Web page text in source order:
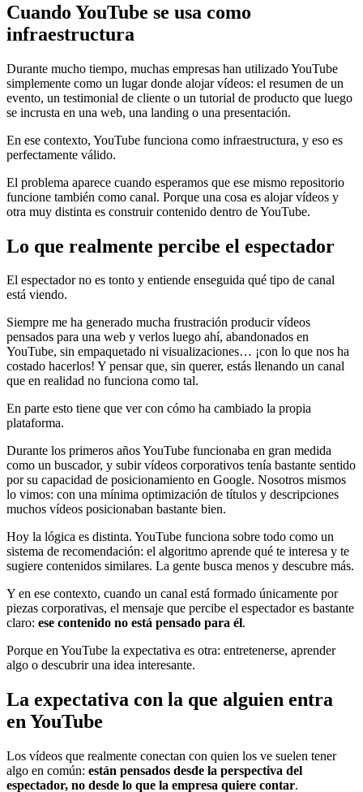
Cuando YouTube se usa como
infraestructura
Durante mucho tiempo, muchas empresas han utilizado YouTube
simplemente como un lugar donde alojar vídeos: el resumen de un
evento, un testimonial de cliente o un tutorial de producto que luego
se incrusta en una web, una landing o una presentación.
En ese contexto, YouTube funciona como infraestructura, y eso es
perfectamente válido.
El problema aparece cuando esperamos que ese mismo repositorio
funcione también como canal. Porque una cosa es alojar vídeos y
otra muy distinta es construir contenido dentro de YouTube.
Lo que realmente percibe el espectador
El espectador no es tonto y entiende enseguida qué tipo de canal
está viendo.
Siempre me ha generado mucha frustración producir vídeos
pensados para una web y verlos luego ahí, abandonados en
YouTube, sin empaquetado ni visualizaciones… ¡con lo que nos ha
costado hacerlos! Y pensar que, sin querer, estás llenando un canal
que en realidad no funciona como tal.
En parte esto tiene que ver con cómo ha cambiado la propia
plataforma.
Durante los primeros años YouTube funcionaba en gran medida
como un buscador, y subir vídeos corporativos tenía bastante sentido
por su capacidad de posicionamiento en Google. Nosotros mismos
lo vimos: con una mínima optimización de títulos y descripciones
muchos vídeos posicionaban bastante bien.
Hoy la lógica es distinta. YouTube funciona sobre todo como un
sistema de recomendación: el algoritmo aprende qué te interesa y te
sugiere contenidos similares. La gente busca menos y descubre más.
Y en ese contexto, cuando un canal está formado únicamente por
piezas corporativas, el mensaje que percibe el espectador es bastante
claro: ese contenido no está pensado para él.
Porque en YouTube la expectativa es otra: entretenerse, aprender
algo o descubrir una idea interesante.
La expectativa con la que alguien entra
en YouTube
Los vídeos que realmente conectan con quien los ve suelen tener
algo en común: están pensados desde la perspectiva del
espectador, no desde lo que la empresa quiere contar.